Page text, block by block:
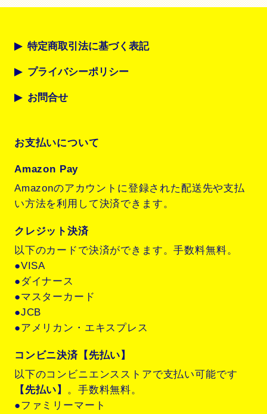
特定商取引法に基づく表記
プライバシーポリシー
お問合せ
お支払いについて
Amazon Pay
Amazonのアカウントに登録された配送先や支払
い方法を利用して決済できます。
クレジット決済
以下のカードで決済ができます。手数料無料。
●VISA
●ダイナース
●マスターカード
●JCB
●アメリカン・エキスプレス
コンビニ決済【先払い】
以下のコンビニエンスストアで支払い可能です
【先払い】 。手数料無料。
●ファミリーマート